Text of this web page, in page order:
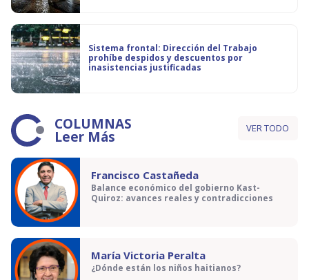
Sistema frontal: Dirección del Trabajo
prohíbe despidos y descuentos por
inasistencias justificadas
COLUMNAS
Leer Más VER TODO
Francisco Castañeda
Balance económico del gobierno Kast-
Quiroz: avances reales y contradicciones
María Victoria Peralta
¿Dónde están los niños haitianos?